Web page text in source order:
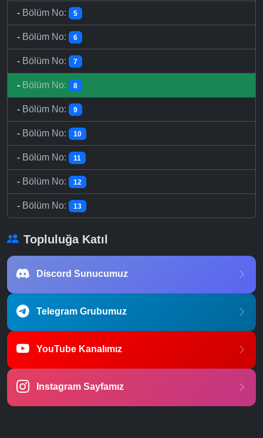
- Bölüm No: 5
- Bölüm No: 6
- Bölüm No: 7
- Bölüm No: 8
- Bölüm No: 9
- Bölüm No: 10
- Bölüm No: 11
- Bölüm No: 12
- Bölüm No: 13
Topluluğa Katıl
Discord Sunucumuz
Telegram Grubumuz
YouTube Kanalımız
Instagram Sayfamız